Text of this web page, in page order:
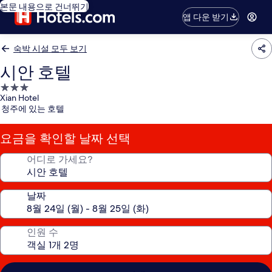
본문 내용으로 건너뛰기
앱 다운 받기
숙박 시설 모두 보기
시안 호텔
3.0
성
급
숙
박
시
Xian Hotel
청주에 있는 호텔
요금을 확인할 날짜 선택
어디로 가세요?
날짜
인원 수